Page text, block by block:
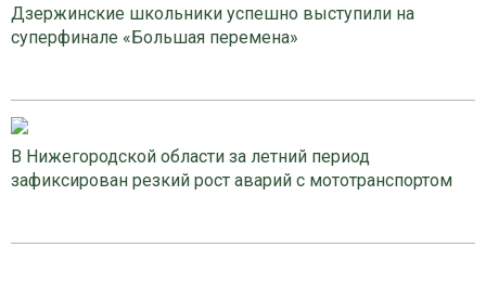
Дзержинские школьники успешно выступили на
суперфинале «Большая перемена»
В Нижегородской области за летний период
зафиксирован резкий рост аварий с мототранспортом